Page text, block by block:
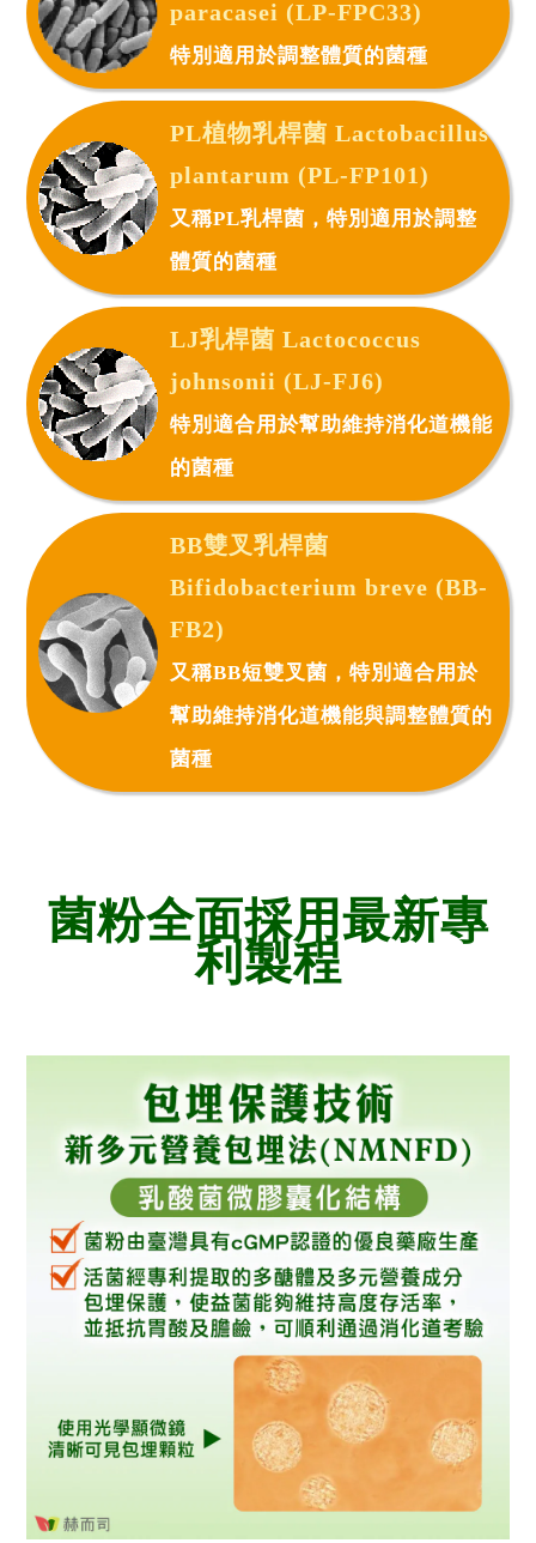
paracasei (LP-FPC33)
特別適用於調整體質的菌種
PL植物乳桿菌 Lactobacillus
plantarum (PL-FP101)
又稱PL乳桿菌，特別適用於調整
體質的菌種
LJ乳桿菌 Lactococcus
johnsonii (LJ-FJ6)
特別適合用於幫助維持消化道機能
的菌種
BB雙叉乳桿菌
Bifidobacterium breve (BB-
FB2)
又稱BB短雙叉菌，特別適合用於
幫助維持消化道機能與調整體質的
菌種
菌粉全面採用最新專
利製程